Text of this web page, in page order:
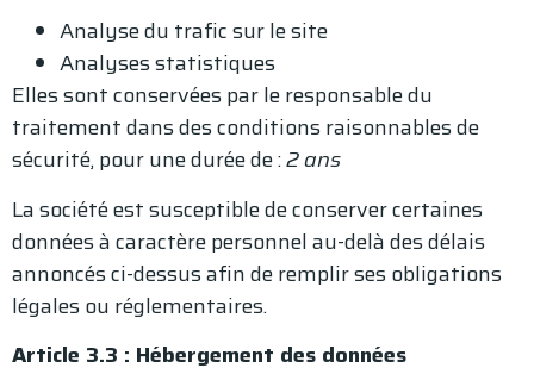
Analyse du trafic sur le site
Analyses statistiques
Elles sont conservées par le responsable du
traitement dans des conditions raisonnables de
sécurité, pour une durée de :2 ans
La société est susceptible de conserver certaines
données à caractère personnel au-delà des délais
annoncés ci-dessus afin de remplir ses obligations
légales ou réglementaires.
Article 3.3 : Hébergement des données